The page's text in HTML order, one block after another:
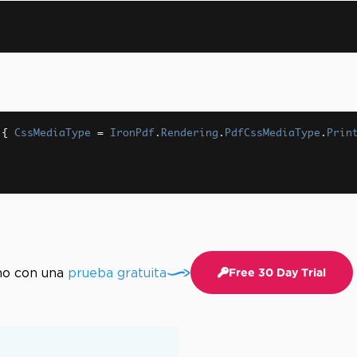
{ CssMediaType = IronPdf . Rendering . PdfCssMediaType . Print
con una prueba gratuita Free 30 Day Trial